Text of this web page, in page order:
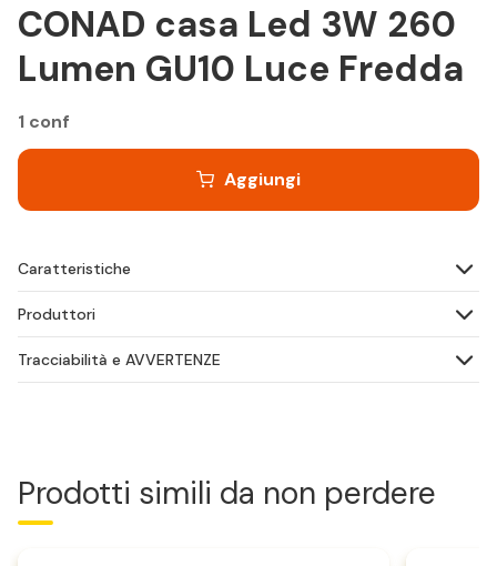
CONAD casa Led 3W 260
Lumen GU10 Luce Fredda
1 conf
Aggiungi
Caratteristiche
Produttori
Tracciabilità e AVVERTENZE
Prodotti simili da non perdere